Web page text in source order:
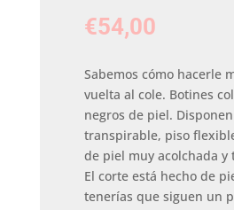
€54,00
Sabemos cómo hacerle
vuelta al cole. Botines
negros de piel.
transpirable, piso
de piel muy acolchada y
El corte está hecho de
tenerías que siguen un